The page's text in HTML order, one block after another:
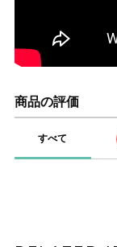
商品の評価
すべて